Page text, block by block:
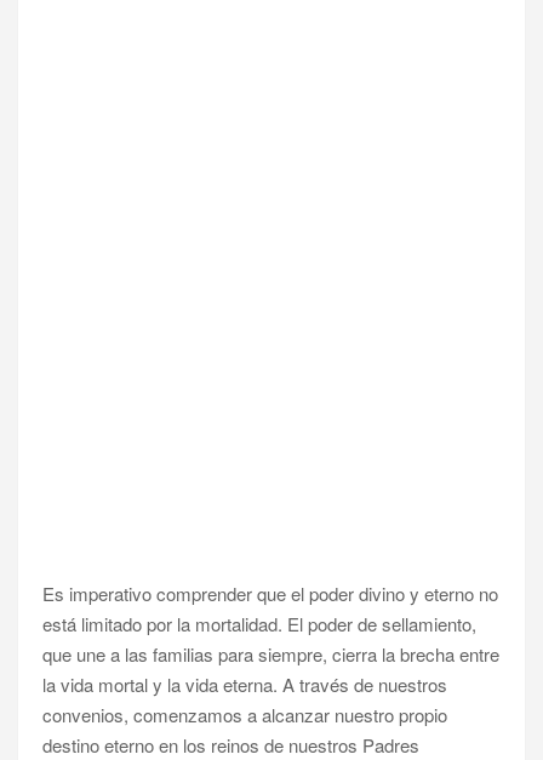
Es imperativo comprender que el poder divino y eterno no
está limitado por la mortalidad. El poder de sellamiento,
que une a las familias para siempre, cierra la brecha entre
la vida mortal y la vida eterna. A través de nuestros
convenios, comenzamos a alcanzar nuestro propio
destino eterno en los reinos de nuestros Padres